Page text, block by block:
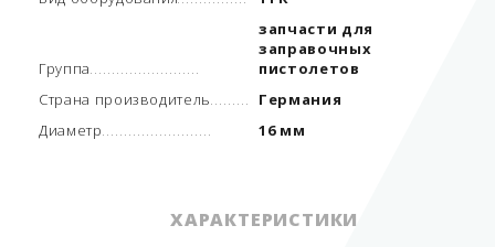
Группа
запчасти для
заправочных
пистолетов
Страна производитель
Германия
Диаметр
16 мм
ХАРАКТЕРИСТИКИ